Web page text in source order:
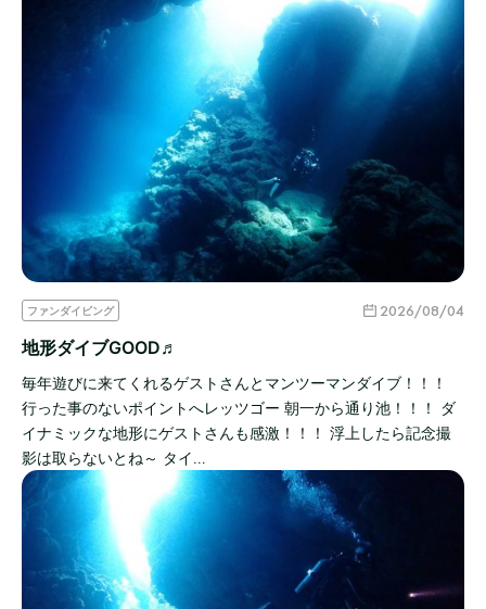
ファンダイビング 2026/08/04
地形ダイブGOOD♬
毎年遊びに来てくれるゲストさんとマンツーマンダイブ！！！
行った事のないポイントへレッツゴー 朝一から通り池！！！ ダ
イナミックな地形にゲストさんも感激！！！ 浮上したら記念撮
影は取らないとね～ タイ…